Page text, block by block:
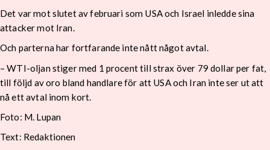
Det var mot slutet av februari som USA och Israel inledde sina
attacker mot Iran.
Och parterna har fortfarande inte nått något avtal.
–WTI-oljan stiger med 1 procent till strax över 79 dollar per fat,
till följd av oro bland handlare för att USA och Iran inte ser ut att
nå ett avtal inom kort.
Foto: M. Lupan
Text: Redaktionen